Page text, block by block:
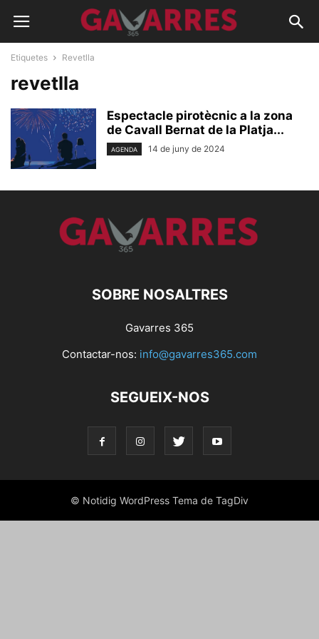
Etiquetes Revetlla
revetlla
Espectacle pirotècnic a la zona
de Cavall Bernat de la Platja...
AGENDA 14 de juny de 2024
SOBRE NOSALTRES
Gavarres 365
Contactar-nos: info@gavarres365.com
SEGUEIX-NOS
© Notidig WordPress Tema de TagDiv